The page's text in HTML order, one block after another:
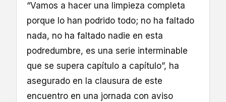
“Vamos a hacer una limpieza completa
porque lo han podrido todo; no ha faltado
nada, no ha faltado nadie en esta
podredumbre, es una serie interminable
que se supera capítulo a capítulo”, ha
asegurado en la clausura de este
encuentro en una jornada con aviso